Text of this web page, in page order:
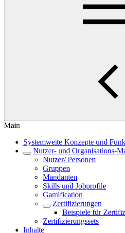
Main
Systemweite Konzepte und
Nutzer- und Organisations-
Nutzer/ Personen
Gruppen
Mandanten
Skills und Jobprofile
Gamification
Zertifizierungen
Beispiele für
Zertifizierungssets
Inhalte